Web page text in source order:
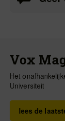
Vox
Het
Universiteit
lees de